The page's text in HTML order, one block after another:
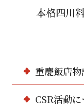
本格四川
重慶飯店物
CSR活動